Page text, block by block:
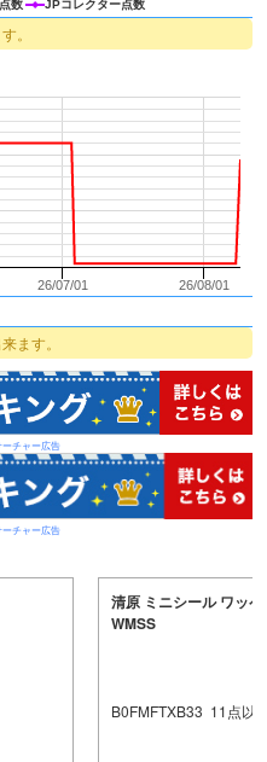
数 JPコレクター点数
。
26/07/01 26/08/01
ます。
ーチャー広告
ーチャー広告
清原 ミニシール ワッ
WMSS
B0FMFTXB33 11 点以